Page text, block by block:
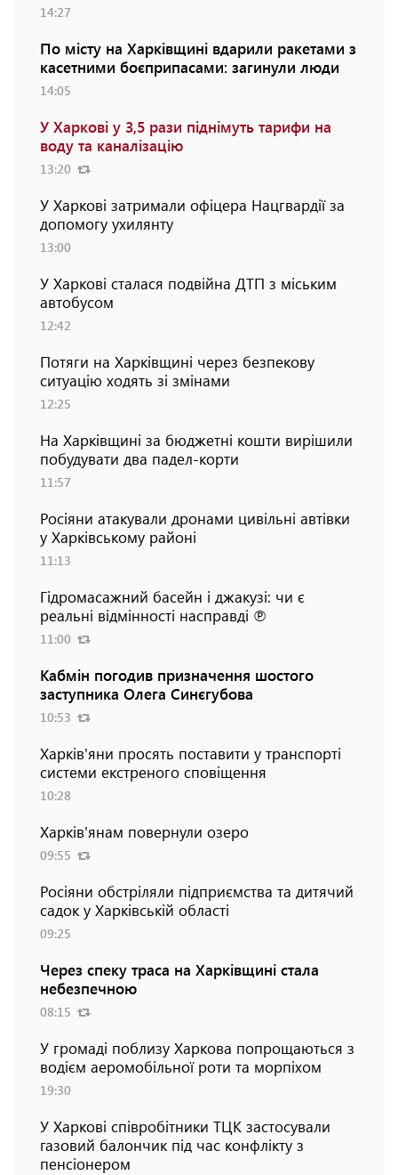
14:27
По місту на Харківщині вдарили ракетами з
касетними боєприпасами: загинули люди
14:05
У Харкові у 3,5 рази піднімуть тарифи на
воду та каналізацію
13:20
У Харкові затримали офіцера Нацгвардії за
допомогу ухилянту
13:00
У Харкові сталася подвійна ДТП з міським
автобусом
12:42
Потяги на Харківщині через безпекову
ситуацію ходять зі змінами
12:25
На Харківщині за бюджетні кошти вирішили
побудувати два падел-корти
11:57
Росіяни атакували дронами цивільні автівки
у Харківському районі
11:13
Гідромасажний басейн і джакузі: чи є
реальні відмінності насправді ℗
11:00
Кабмін погодив призначення шостого
заступника Олега Синєгубова
10:53
Харків'яни просять поставити у транспорті
системи екстреного сповіщення
10:28
Харків'янам повернули озеро
09:55
Росіяни обстріляли підприємства та дитячий
садок у Харківській області
09:25
Через спеку траса на Харківщині стала
небезпечною
08:15
У громаді поблизу Харкова попрощаються з
водієм аеромобільної роти та морпіхом
19:30
У Харкові співробітники ТЦК застосували
газовий балончик під час конфлікту з
пенсіонером